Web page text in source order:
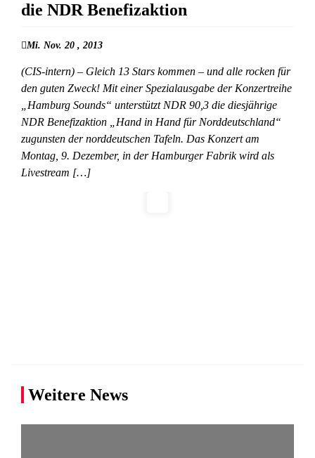
die NDR Benefizaktion
Mi. Nov. 20 , 2013
(CIS-intern) – Gleich 13 Stars kommen – und alle rocken für
den guten Zweck! Mit einer Spezialausgabe der Konzertreihe
„Hamburg Sounds“ unterstützt NDR 90,3 die diesjährige
NDR Benefizaktion „Hand in Hand für Norddeutschland“
zugunsten der norddeutschen Tafeln. Das Konzert am
Montag, 9. Dezember, in der Hamburger Fabrik wird als
Livestream […]
Weitere News